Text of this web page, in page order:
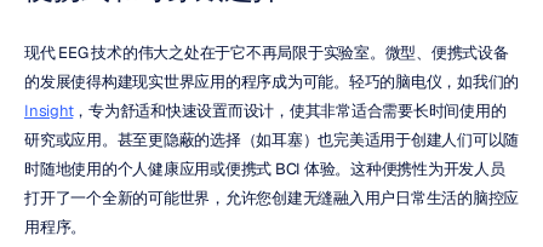
现代 EEG 技术的伟大之处在于它不再局限于实验室。微型、便携式设备
Insight，专为舒适和快速设置而设计，使其非常适合需要长时间使用的
研究或应用。甚至更隐蔽的选择（如耳塞）也完美适用于创建人们可以随
时随地使用的个人健康应用或便携式 BCI 体验。这种便携性为开发人员
打开了一个全新的可能世界，允许您创建无缝融入用户日常生活的脑控应
用程序。